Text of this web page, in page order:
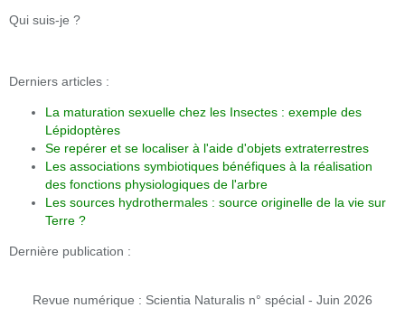
Qui suis-je ?
Derniers articles :
La maturation sexuelle chez les Insectes : exemple des
Lépidoptères
Se repérer et se localiser à l'aide d'objets extraterrestres
Les associations symbiotiques bénéfiques à la réalisation
des fonctions physiologiques de l'arbre
Les sources hydrothermales : source originelle de la vie sur
Terre ?
Dernière publication :
Revue numérique : Scientia Naturalis n° spécial - Juin 2026